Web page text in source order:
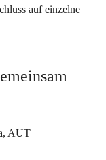
auf einzelne
AUT